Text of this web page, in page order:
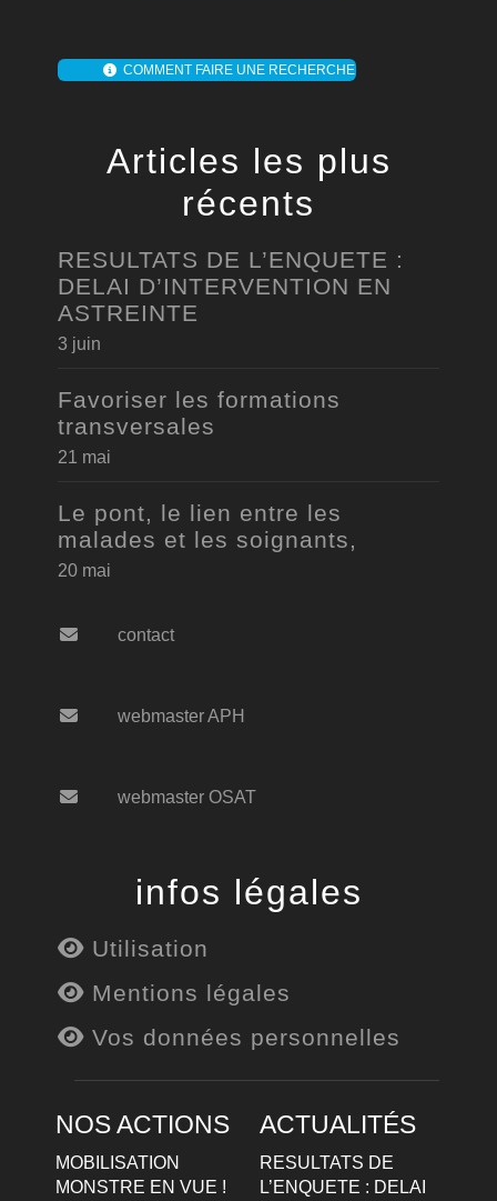
COMMENT FAIRE UNE RECHERCHE
Articles les plus
récents
RESULTATS DE L’ENQUETE :
DELAI D’INTERVENTION EN
ASTREINTE
3 juin
Favoriser les formations
transversales
21 mai
Le pont, le lien entre les
malades et les soignants,
20 mai
contact
webmaster APH
webmaster OSAT
infos légales
Utilisation
Mentions légales
Vos données personnelles
NOS ACTIONS
MOBILISATION
MONSTRE EN VUE !
ACTUALITÉS
RESULTATS DE
L’ENQUETE : DELAI